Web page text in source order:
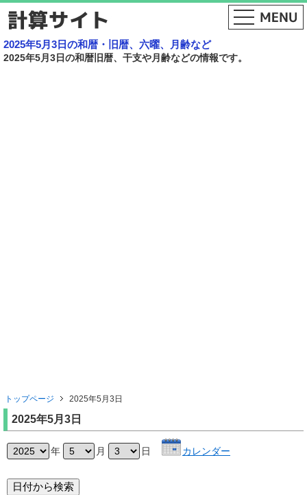
2025年5月3日の和暦・旧暦、六曜、月齢など
2025年5月3日の和暦旧暦、干支や月齢などの情報です。
トップページ 2025年5月3日
2025年5月3日
年 月 日 カレンダー